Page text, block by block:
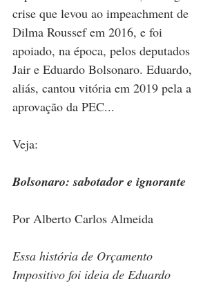
crise que levou ao impeachment de
Dilma Roussef em 2016, e foi
apoiado, na época, pelos deputados
Jair e Eduardo Bolsonaro. Eduardo,
aliás, cantou vitória em 2019 pela a
aprovação da PEC...
Veja:
Bolsonaro: sabotador e ignorante
Por Alberto Carlos Almeida
Essa história de Orçamento
Impositivo foi ideia de Eduardo